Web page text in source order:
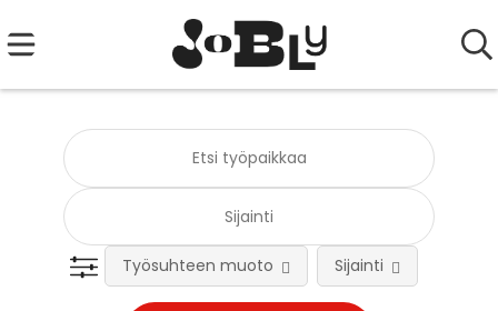
Työsuhteen muoto Sijainti